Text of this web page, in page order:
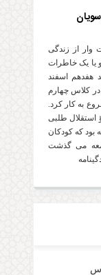
وار از زندگی
یا یک خاطرات
هفدهم اسفند
۱۳۳۰ ده ساله و در کلاس چهارم
به کار کرد.
طلبی
بود که کودکان
می گذشت